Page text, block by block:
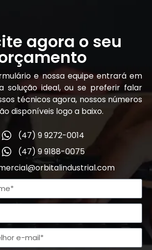
agora o seu
e nossa equipe entrará em
solução ideal, ou se preferir falar
técnicos agora, nossos números
disponíveis logo a baixo.
(47) 9 9272-0014
(47) 9 9188-0075